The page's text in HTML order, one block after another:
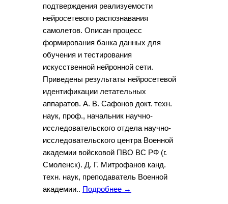
подтверждения реализуемости
нейросетевого распознавания
самолетов. Описан процесс
формирования банка данных для
обучения и тестирования
искусственной нейронной сети.
Приведены результаты нейросетевой
идентификации летательных
аппаратов. А. В. Сафонов докт. техн.
наук, проф., начальник научно-
исследовательского отдела научно-
исследовательского центра Военной
академии войсковой ПВО ВС РФ (г.
Смоленск). Д. Г. Митрофанов канд.
техн. наук, преподаватель Военной
академии.. Подробнее →